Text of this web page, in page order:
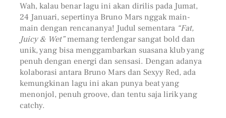
Wah, kalau benar lagu ini akan dirilis pada Jumat,
24 Januari, sepertinya Bruno Mars nggak main-
main dengan rencananya! Judul sementara “Fat,
Juicy & Wet”memang terdengar sangat bold dan
unik, yang bisa menggambarkan suasana klub yang
penuh dengan energi dan sensasi. Dengan adanya
kolaborasi antara Bruno Mars dan Sexyy Red, ada
kemungkinan lagu ini akan punya beat yang
menonjol, penuh groove, dan tentu saja lirik yang
catchy.